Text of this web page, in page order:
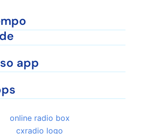
app